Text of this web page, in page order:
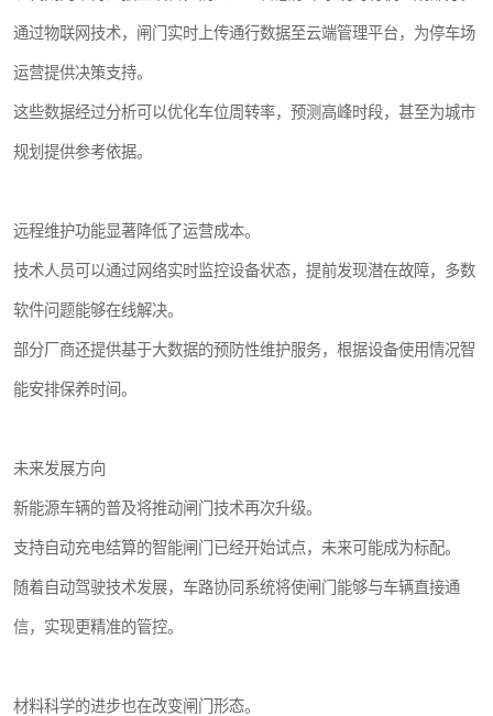
通过物联网技术，闸门实时上传通行数据至云端管理平台，为停车场
运营提供决策支持。
这些数据经过分析可以优化车位周转率，预测高峰时段，甚至为城市
规划提供参考依据。
远程维护功能显著降低了运营成本。
技术人员可以通过网络实时监控设备状态，提前发现潜在故障，多数
软件问题能够在线解决。
部分厂商还提供基于大数据的预防性维护服务，根据设备使用情况智
能安排保养时间。
未来发展方向
新能源车辆的普及将推动闸门技术再次升级。
支持自动充电结算的智能闸门已经开始试点，未来可能成为标配。
随着自动驾驶技术发展，车路协同系统将使闸门能够与车辆直接通
信，实现更精准的管控。
材料科学的进步也在改变闸门形态。